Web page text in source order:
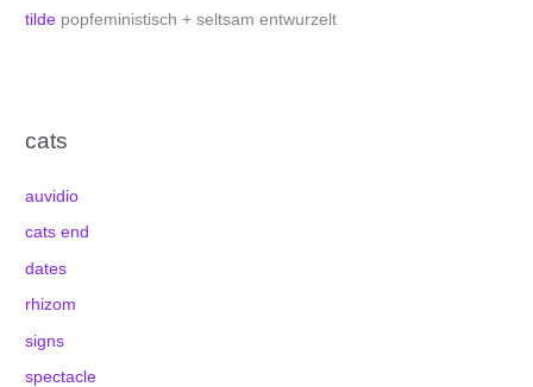
tilde popfeministisch + seltsam entwurzelt
cats
auvidio
cats end
dates
rhizom
signs
spectacle